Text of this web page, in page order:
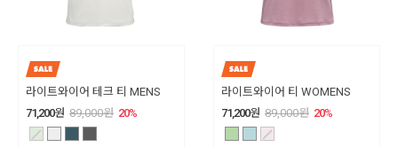
라이트와이어 테크 티 MENS
71,200원 89,000원 20%
라이트와이어 티 WOMENS
71,200원 89,000원 20%